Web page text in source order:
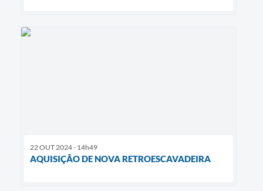
22 OUT 2024 - 14h49
AQUISIÇÃO DE NOVA RETROESCAVADEIRA